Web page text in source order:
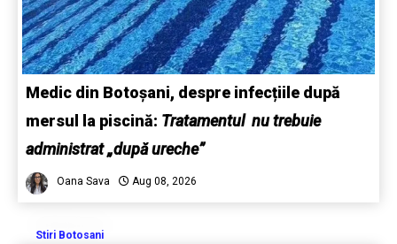
Medic din Botoșani, despre infecțiile după
mersul la piscină: Tratamentul nu trebuie
administrat „după ureche”
Oana Sava Aug 08, 2026
Stiri Botosani